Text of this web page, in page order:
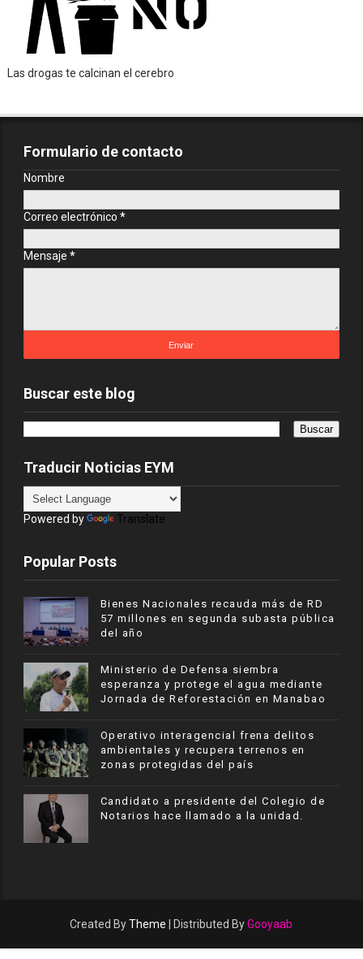
Las drogas te calcinan el cerebro
Formulario de contacto
Nombre
Correo electrónico *
Mensaje *
Buscar este blog
Traducir Noticias EYM
Powered by Translate
Popular Posts
Bienes Nacionales recauda más de RD
57 millones en segunda subasta pública
del año
Ministerio de Defensa siembra
esperanza y protege el agua mediante
Jornada de Reforestación en Manabao
Operativo interagencial frena delitos
ambientales y recupera terrenos en
zonas protegidas del país
Candidato a presidente del Colegio de
Notarios hace llamado a la unidad.
Created ByTheme | Distributed ByGooyaab